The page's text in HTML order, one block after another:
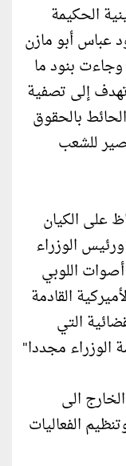
الحكيمة
عباس أبو مازن
وجاءت بنود ما
إلى تصفية
بالحقوق
للشعب
على الكيان
الوزراء
اللوبي
القادمة
التي
الوزراء مجددا"
الى
الفعاليات